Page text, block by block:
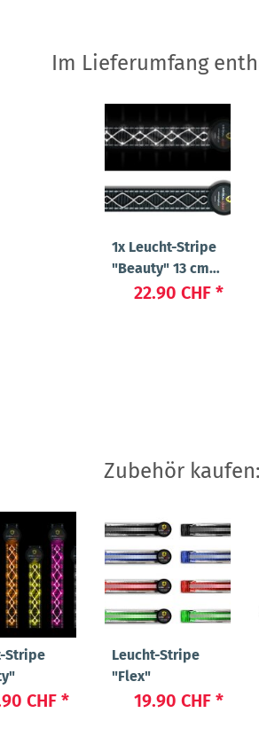
Im Lieferumfang
1x Leucht-Stripe
"Beauty" 13 cm
Weiss22.90 CHF *
Zubehör kaufen:
Stripe
CHF *
Leucht-Stripe
"Flex"
19.90 CHF *